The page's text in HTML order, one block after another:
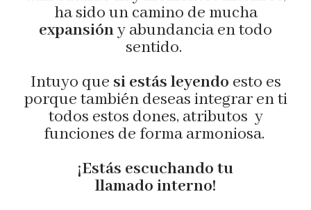
ha sido un camino de mucha
expansióny abundancia en todo
sentido.
Intuyo que si estás leyendo esto es
porque también deseas integrar en ti
todos estos dones, atributos y
funciones de forma armoniosa.
¡Estás escuchando tu
llamado interno!